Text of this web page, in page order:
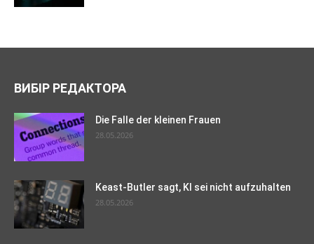
ВИБІР РЕДАКТОРА
Die Falle der kleinen Frauen
28.05.2026
Keast-Butler sagt, KI sei nicht aufzuhalten
28.05.2026